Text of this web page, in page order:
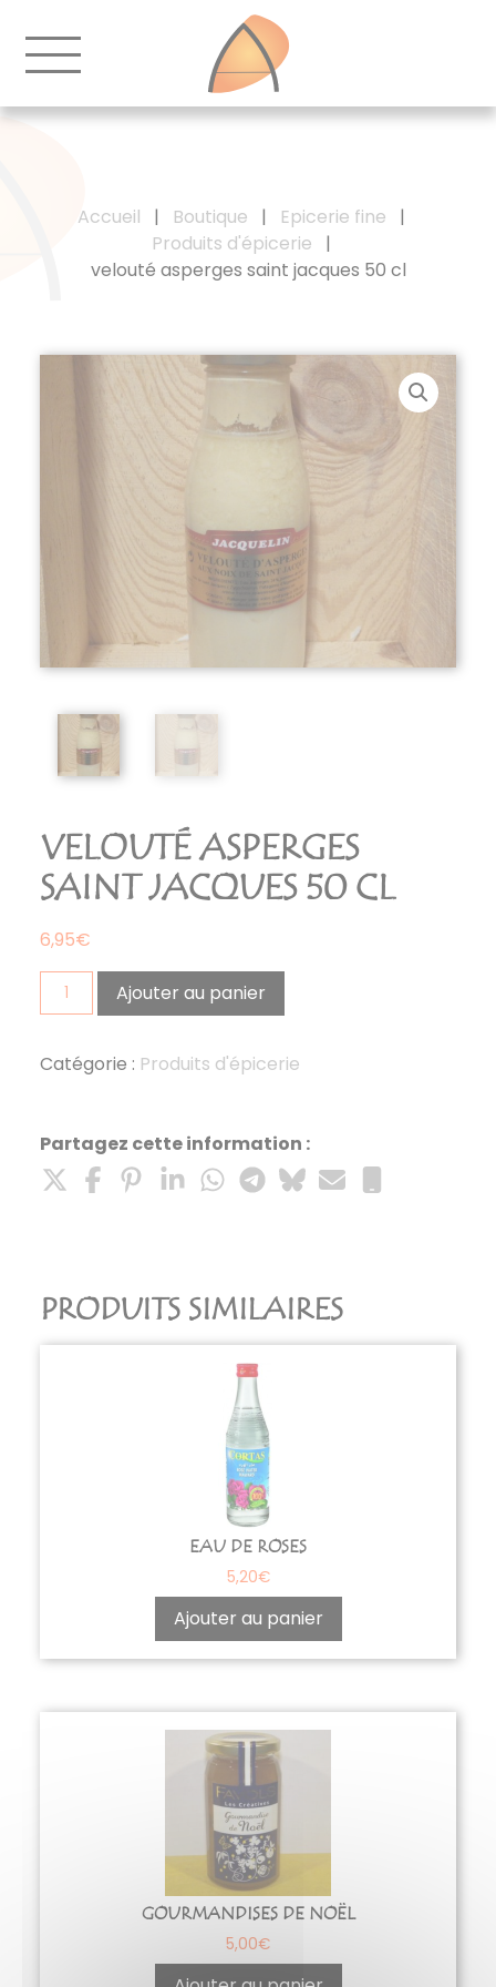
Accueil | Boutique | Epicerie fine
|
Produits d'épicerie
|
velouté asperges saint jacques 50 cl
VELOUTÉ ASPERGES
SAINT JACQUES 50 CL
6,95€
quantité
de
asperges
50
cl
Ajouter au panier
Catégorie : Produits d'épicerie
Partagez cette information :
PRODUITS SIMILAIRES
EAU DE ROSES
5,20€
Ajouter au panier
GOURMANDISES DE NOËL
5,00€